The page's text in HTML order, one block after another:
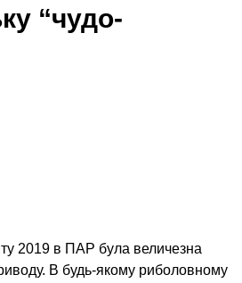
“чудо-
2019 в ПАР була величезна
В будь-якому риболовному